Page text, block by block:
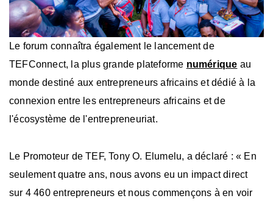
Le forum connaîtra également le lancement de
TEFConnect, la plus grande plateforme numérique au
monde destiné aux entrepreneurs africains et dédié à la
connexion entre les entrepreneurs africains et de
l'écosystème de l'entrepreneuriat.
Le Promoteur de TEF, Tony O. Elumelu, a déclaré : « En
seulement quatre ans, nous avons eu un impact direct
sur 4 460 entrepreneurs et nous commençons à en voir